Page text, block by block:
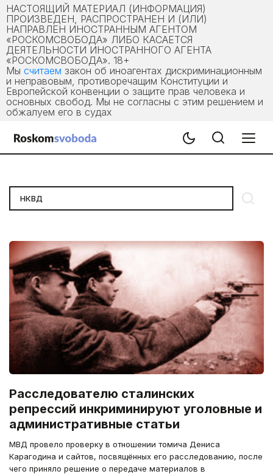
НАСТОЯЩИЙ МАТЕРИАЛ (ИНФОРМАЦИЯ)
ПРОИЗВЕДЕН, РАСПРОСТРАНЕН И (ИЛИ)
НАПРАВЛЕН ИНОСТРАННЫМ АГЕНТОМ
«РОСКОМСВОБОДА» ЛИБО КАСАЕТСЯ
ДЕЯТЕЛЬНОСТИ ИНОСТРАННОГО АГЕНТА
«РОСКОМСВОБОДА». 18+
Мы считаем закон об иноагентах дискриминационным
и неправовым, противоречащим Конституции и
Европейской конвенции о защите прав человека и
основных свобод. Мы не согласны с этим решением и
обжалуем его в судах
Расследователю сталинских
репрессий инкриминируют уголовные и
административные статьи
МВД провело проверку в отношении томича Дениса
Карагодина и сайтов, посвящённых его расследованию, после
чего приняло решение о передаче материалов в